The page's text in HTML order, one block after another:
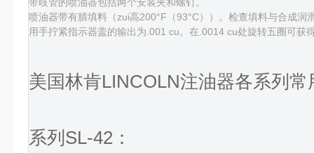
喷油器带有腈填料（zui高200°F（93°C））。检查填料与合成润
用手拧紧指示器盖的输出为.001 cu。在.0014 cu处旋转五圈可获
美国林肯LINCOLN注油器各系列常
系列SL-42：